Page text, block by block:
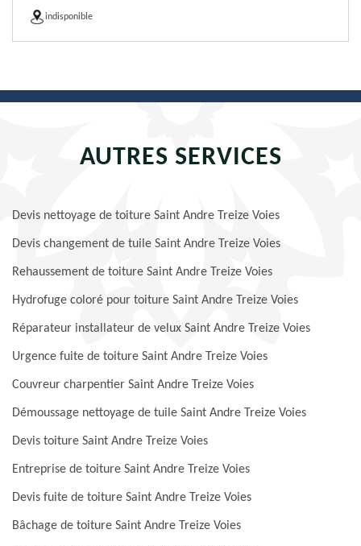
indisponible
AUTRES SERVICES
Devis nettoyage de toiture Saint Andre Treize Voies
Devis changement de tuile Saint Andre Treize Voies
Rehaussement de toiture Saint Andre Treize Voies
Hydrofuge coloré pour toiture Saint Andre Treize Voies
Réparateur installateur de velux Saint Andre Treize Voies
Urgence fuite de toiture Saint Andre Treize Voies
Couvreur charpentier Saint Andre Treize Voies
Démoussage nettoyage de tuile Saint Andre Treize Voies
Devis toiture Saint Andre Treize Voies
Entreprise de toiture Saint Andre Treize Voies
Devis fuite de toiture Saint Andre Treize Voies
Bâchage de toiture Saint Andre Treize Voies